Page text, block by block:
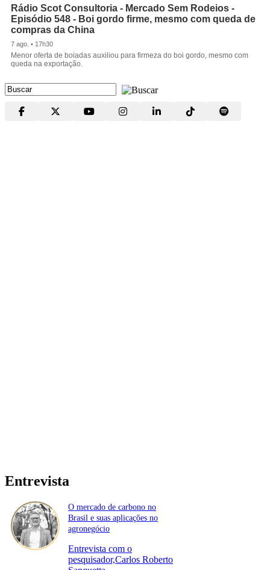
Rádio Scot Consultoria - Mercado Sem Rodeios -
Episódio 548 - Boi gordo firme, mesmo com queda de
compras da China
7 ago. • 17h30
Menor oferta de boiadas auxiliou para firmeza do boi gordo, mesmo com
queda na exportação.
Entrevista
O mercado de carbono no
Brasil e suas aplicações no
agronegócio
Entrevista com o
pesquisador,Carlos Roberto